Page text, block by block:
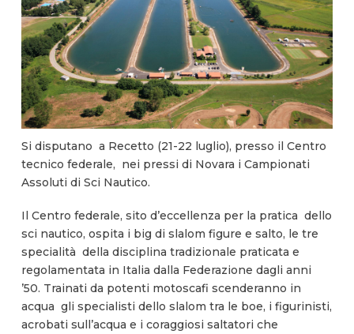
Si disputano a Recetto (21-22 luglio), presso il Centro
tecnico federale, nei pressi di Novara i Campionati
Assoluti di Sci Nautico.
Il Centro federale, sito d’eccellenza per la pratica dello
sci nautico, ospita i big di slalom figure e salto, le tre
specialità della disciplina tradizionale praticata e
regolamentata in Italia dalla Federazione dagli anni
’50. Trainati da potenti motoscafi scenderanno in
acqua gli specialisti dello slalom tra le boe, i figurinisti,
acrobati sull’acqua e i coraggiosi saltatori che